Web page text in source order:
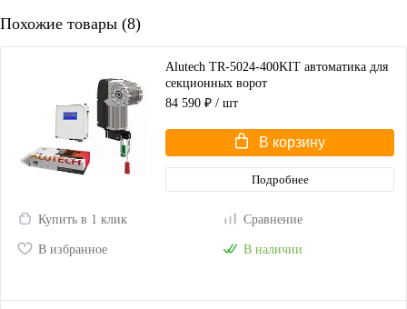
Похожие товары (8)
Alutech TR-5024-400KIT автоматика для
секционных ворот
84 590 ₽ / шт
В корзину
Подробнее
Купить в 1 клик Сравнение
В избранное В наличии